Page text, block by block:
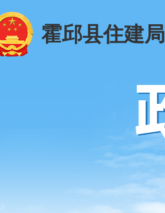
霍邱县住建局